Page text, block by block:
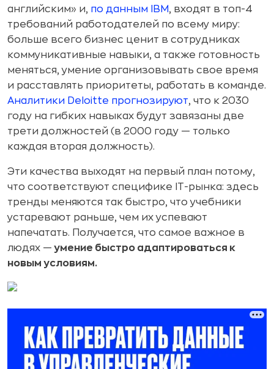
английским» и, по данным IBM, входят в топ-4
требований работодателей по всему миру:
больше всего бизнес ценит в сотрудниках
коммуникативные навыки, а также готовность
меняться, умение организовывать свое время
и расставлять приоритеты, работать в команде.
Аналитики Deloitte прогнозируют, что к 2030
году на гибких навыках будут завязаны две
трети должностей (в 2000 году — только
каждая вторая должность).
Эти качества выходят на первый план потому,
что соответствуют специфике IT-рынка: здесь
тренды меняются так быстро, что учебники
устаревают раньше, чем их успевают
напечатать. Получается, что самое важное в
людях — умение быстро адаптироваться к
новым условиям.